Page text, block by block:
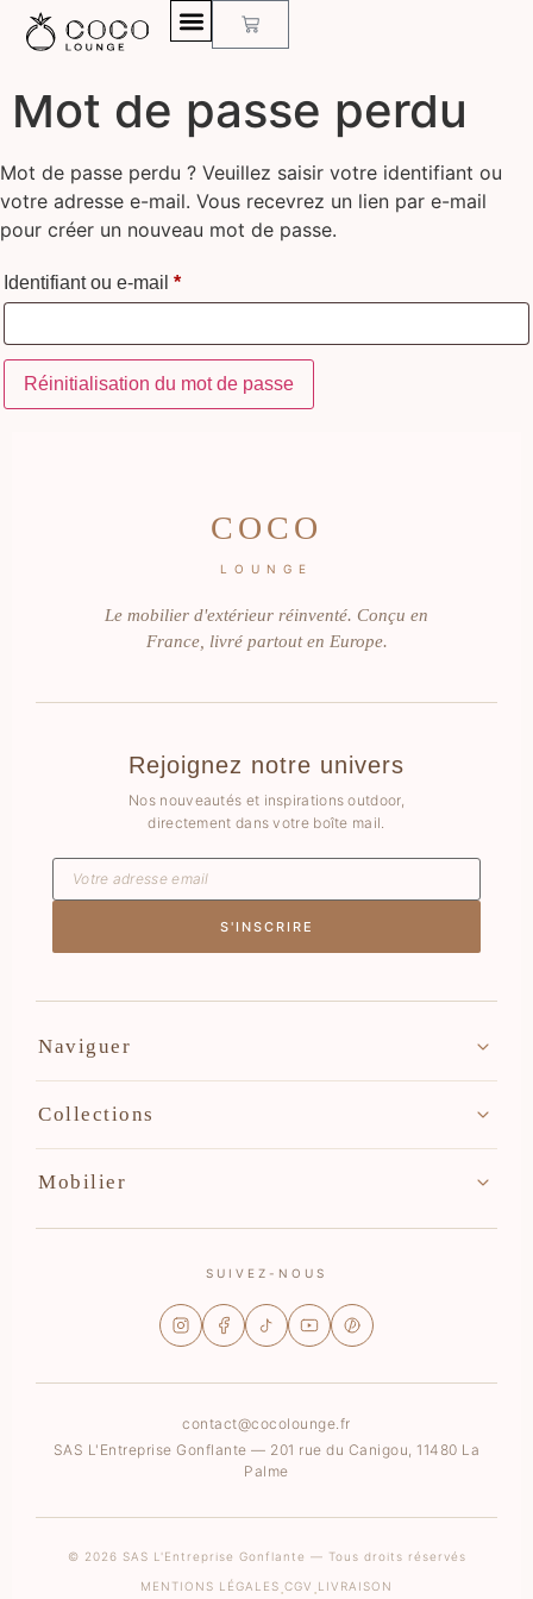
0
Mot de passe perdu
Mot de passe perdu ? Veuillez saisir votre identifiant ou
votre adresse e-mail. Vous recevrez un lien par e-mail
pour créer un nouveau mot de passe.
Identifiant ou e-mail *
Réinitialisation du mot de passe
COCO
LOUNGE
Le mobilier d'extérieur réinventé. Conçu en
France, livré partout en Europe.
Rejoignez notre univers
Nos nouveautés et inspirations outdoor,
directement dans votre boîte mail.
S'INSCRIRE
Naviguer
Contact
Livraison
Collections
Mobilier
Transat
SUIVEZ-NOUS
contact@cocolounge.fr
SAS L'Entreprise Gonflante — 201 rue du Canigou, 11480 La
Palme
© 2026 SAS L'Entreprise Gonflante — Tous droits réservés
MENTIONS LÉGALES·CGV ·LIVRAISON